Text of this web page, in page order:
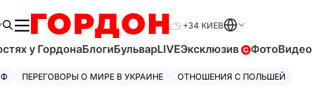
+34 КИЕВ
у ГордонаБлогиБульварLIVEЭксклюзив ФотоВидео
ПЕРЕГОВОРЫ О МИРЕ В УКРАИНЕ ОТНОШЕНИЯ С ПОЛЬШЕЙ